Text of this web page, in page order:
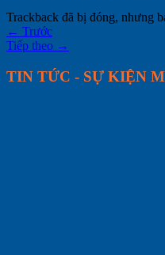
Trackback đã bị đóng, nhưng
← Trước
Tiếp theo →
TIN TỨC - SỰ KIỆN